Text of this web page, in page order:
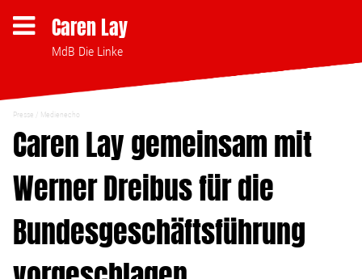
Caren Lay
MdB Die Linke
Themen
Bezahlbares Wohnen
Clubsterben stoppen
Strukturwandel
Presse Medienecho
Caren Lay gemeinsam mit
Werner Dreibus für die
Bundesgeschäftsführung